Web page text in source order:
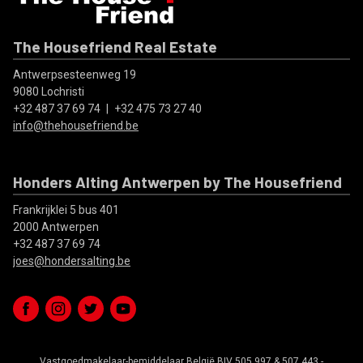
The Housefriend Real Estate
Antwerpsesteenweg 19
9080 Lochristi
+32 487 37 69 74
+32 475 73 27 40
info@thehousefriend.be
Honders Alting Antwerpen by The Housefriend
Frankrijklei 5 bus 401
2000 Antwerpen
+32 487 37 69 74
joes@hondersalting.be